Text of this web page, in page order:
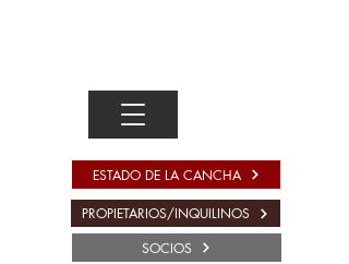
SOCIOS
ESTADO DE LA CANCHA
PROPIETARIOS/INQUILINOS